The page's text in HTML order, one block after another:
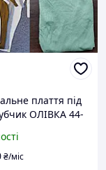
плаття під
ОЛІВКА 44-
₴/міс